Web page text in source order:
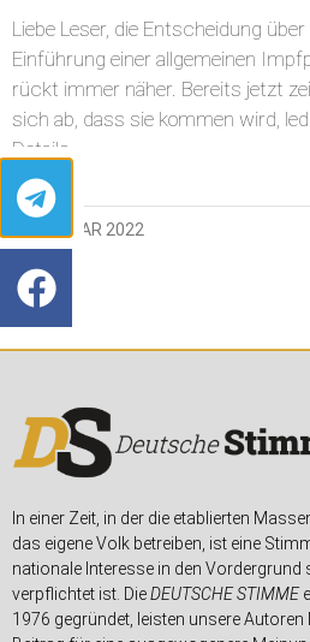
Liebe Leser, die Entscheidung über
Einführung einer allgemeinen
rückt immer näher. Bereits jetzt
sich ab, dass sie kommen wird,
Details
30. JANUAR 2022
In einer Zeit, in der die etablierten
das eigene Volk betreiben, ist eine
nationale Interesse in den Vordergrund
verpflichtet ist. DieDEUTSCHE STIMME
1976 gegründet, leisten unsere